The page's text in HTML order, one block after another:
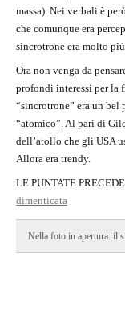
massa). Nei verbali è
che comunque era
sincrotrone era molto
Ora non venga da
profondi interessi per la
“sincrotrone” era un bel
“atomico”. Al pari di
dell’atollo che gli USA
Allora era trendy.
LE PUNTATE
dimenticata
Nella foto in apertura: il